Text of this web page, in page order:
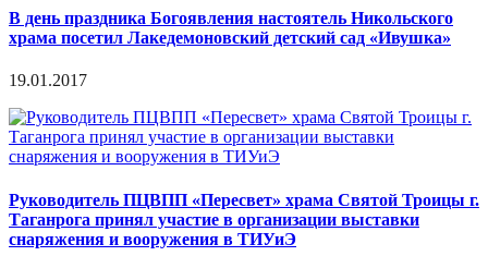
В день праздника Богоявления настоятель Никольского
храма посетил Лакедемоновский детский сад «Ивушка»
19.01.2017
Руководитель ПЦВПП «Пересвет» храма Святой Троицы г.
Таганрога принял участие в организации выставки
снаряжения и вооружения в ТИУиЭ